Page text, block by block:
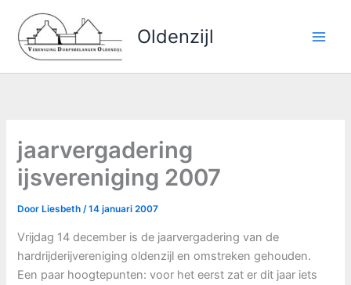
naar
Oldenzijl
jaarvergadering
ijsvereniging 2007
Door Liesbeth/14 januari 2007
Vrijdag 14 december is de jaarvergadering van de
hardrijderijvereniging oldenzijl en omstreken gehouden.
Een paar hoogtepunten: voor het eerst zat er dit jaar iets